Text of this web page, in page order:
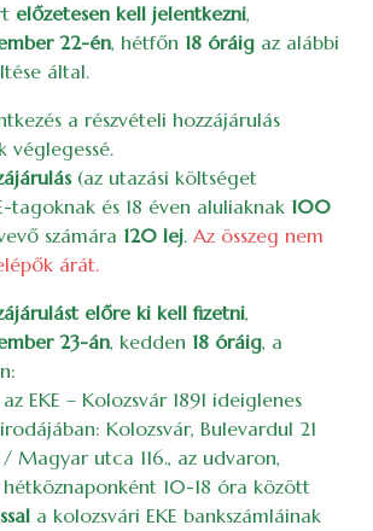
előzetesen kell jelentkezni,
22-én, hétfőn 18 óráig az alábbi
által.
a részvételi hozzájárulás
véglegessé.
(az utazási költséget
tagoknak és 18 éven aluliaknak 100
számára 120 lej. Az összeg nem
árát.
előre ki kell fizetni,
23-án, kedden 18 óráig, a
az EKE – Kolozsvár 1891 ideiglenes
Kolozsvár, Bulevardul 21
Magyar utca 116., az udvaron,
10-18 óra között
a kolozsvári EKE bankszámláinak